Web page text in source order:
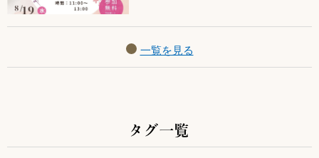
一覧を見る
タグ一覧